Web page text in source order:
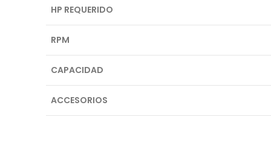
HP REQUERIDO
RPM
CAPACIDAD
ACCESORIOS